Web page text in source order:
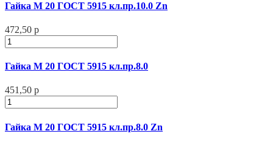
Гайка М 20 ГОСТ 5915 кл.пр.10.0 Zn
472,50 р
Гайка М 20 ГОСТ 5915 кл.пр.8.0
451,50 р
Гайка М 20 ГОСТ 5915 кл.пр.8.0 Zn